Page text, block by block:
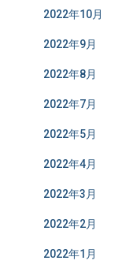
2022年10月
2022年9月
2022年8月
2022年7月
2022年5月
2022年4月
2022年3月
2022年2月
2022年1月